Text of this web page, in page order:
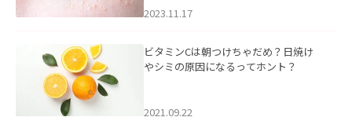
2023.11.17
ビタミンCは朝つけちゃだめ？日焼け
やシミの原因になるってホント？
2021.09.22